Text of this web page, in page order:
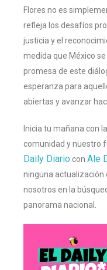
Flores no es
refleja los desafíos
justicia y el
medida que México
promesa de este
esperanza para
abiertas y avanzar
Inicia tu mañana con
comunidad y nuestro
Daily Diario con Ale
ninguna actualización
nosotros en la
panorama nacional.